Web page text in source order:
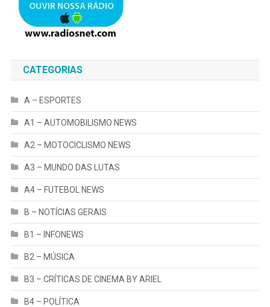
CATEGORIAS
A – ESPORTES
A1 – AUTOMOBILISMO NEWS
A2 – MOTOCICLISMO NEWS
A3 – MUNDO DAS LUTAS
A4 – FUTEBOL NEWS
B – NOTÍCIAS GERAIS
B1 – INFONEWS
B2 – MÚSICA
B3 – CRÍTICAS DE CINEMA BY ARIEL
B4 – POLÍTICA